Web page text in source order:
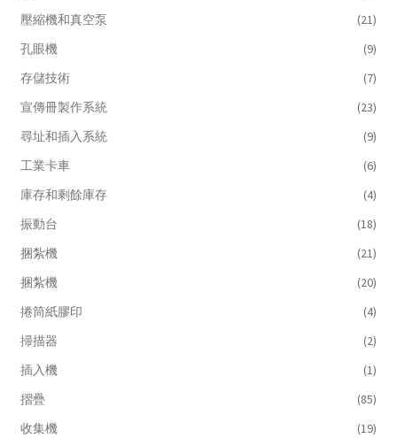
壓縮機和真空泵
(21)
孔眼機
(9)
存儲技術
(7)
宣傳冊製作系統
(23)
尋址和插入系統
(9)
工業卡車
(6)
庫存和剩餘庫存
(4)
振動台
(18)
捆紮機
(21)
捆紮機
(20)
捲筒紙膠印
(4)
掃描器
(2)
插入機
(1)
摺疊
(85)
收集機
(19)